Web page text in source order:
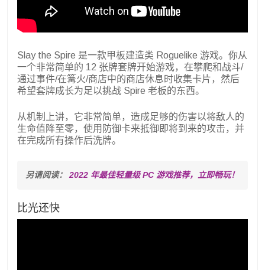
Slay the Spire 是一款甲板建造类 Roguelike 游戏。你从
一个非常简单的 12 张牌套牌开始游戏，在攀爬和战斗/
通过事件/在篝火/商店中的商店休息时收集卡片，然后
希望套牌成长为足以挑战 Spire 老板的东西。
从机制上讲，它非常简单，造成足够的伤害以将敌人的
生命值降至零，使用防御卡来抵御即将到来的攻击，并
在完成所有操作后洗牌。
另请阅读： 2022 年最佳轻量级 PC 游戏推荐，立即畅玩！
比光还快